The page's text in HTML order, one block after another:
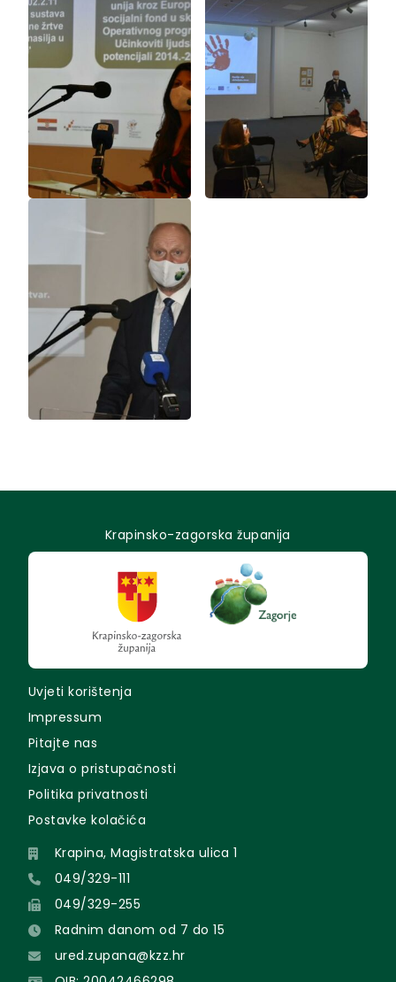
Krapinsko-zagorska županija
Uvjeti korištenja
Impressum
Pitajte nas
Izjava o pristupačnosti
Politika privatnosti
Postavke kolačića
Krapina, Magistratska ulica 1
049/329-111
049/329-255
Radnim danom od 7 do 15
ured.zupana@kzz.hr